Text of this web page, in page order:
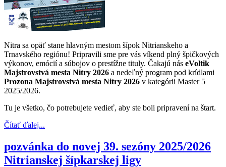
Nitra sa opäť stane hlavným mestom šípok Nitrianskeho a
Trnavského regiónu! Pripravili sme pre vás víkend plný špičkových
výkonov, emócií a súbojov o prestížne tituly. Čakajú nás eVoltik
Majstrovstvá mesta Nitry 2026 a nedeľný program pod krídlami
Prozona Majstrovstvá mesta Nitry 2026 v kategórii Master 5
2025/2026.
Tu je všetko, čo potrebujete vedieť, aby ste boli pripravení na štart.
Čítať ďalej...
pozvánka do novej 39. sezóny 2025/2026
Nitrianskej šípkarskej ligy